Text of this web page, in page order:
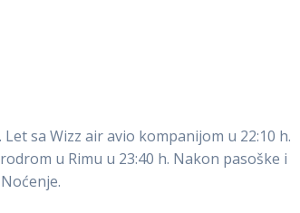
sa Wizz air avio kompanijom u 22:10 h.
u Rimu u 23:40 h. Nakon pasoške i